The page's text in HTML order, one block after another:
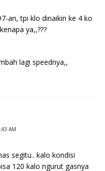
an, tpi klo dinaikin ke 4 ko
ya,,???
lagi speednya,,
AM
segitu.. kalo kondisi
120 kalo ngurut gasnya